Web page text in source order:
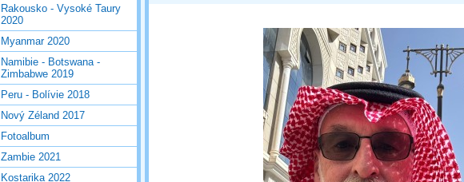
Rakousko - Vysoké Taury
2020
Myanmar 2020
Namibie - Botswana -
Zimbabwe 2019
Peru - Bolívie 2018
Nový Zéland 2017
Fotoalbum
Zambie 2021
Kostarika 2022